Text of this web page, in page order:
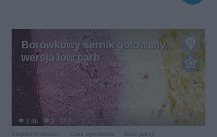
Borówkowy sernik gotowany,
wersja low carb
3.4k 2 0